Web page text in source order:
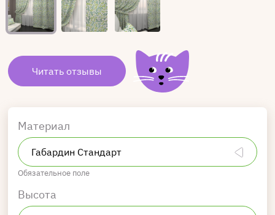
Читать отзывы
Материал
Обязательное поле
Высота